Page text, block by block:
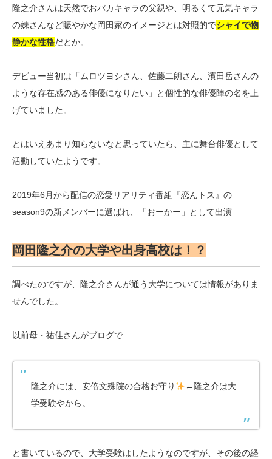
隆之介さんは天然でおバカキャラの父親や、明るくて元気キャラ
の妹さんなど賑やかな岡田家のイメージとは対照的でシャイで物
静かな性格だとか。
デビュー当初は「ムロツヨシさん、佐藤二朗さん、濱田岳さんの
ような存在感のある俳優になりたい」と個性的な俳優陣の名を上
げていました。
とはいえあまり知らないなと思っていたら、主に舞台俳優として
活動していたようです。
2019年6月から配信の恋愛リアリティ番組『恋んトス』の
season9の新メンバーに選ばれ、「おーかー」として出演
岡田隆之介の大学や出身高校は！？
調べたのですが、隆之介さんが通う大学については情報がありま
せんでした。
以前母・祐佳さんがブログで
隆之介には、安倍文殊院の合格お守り
←隆之介は大
学受験やから。
と書いているので、大学受験はしたようなのですが、その後の経